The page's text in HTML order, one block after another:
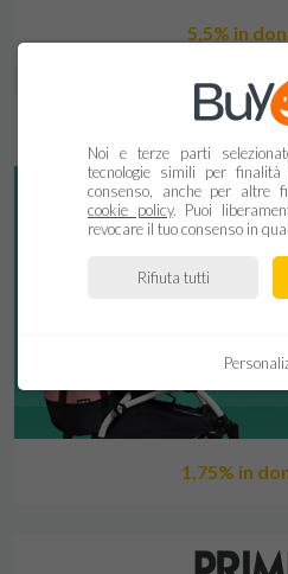
5,5% in
1,75% in
Noi e terze parti
tecnologie simili per
consenso, anche per altre
cookie policy. Puoi
revocare il tuo consenso in
Rifiuta tutti